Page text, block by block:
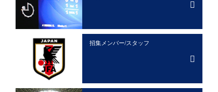
招集メンバー/スタッフ